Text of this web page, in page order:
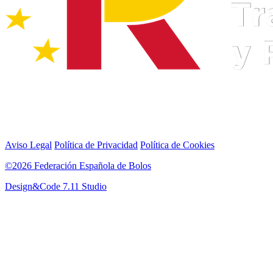
Aviso Legal Política de Privacidad Política de Cookies
©2026 Federación Española de Bolos
Design&Code 7.11 Studio